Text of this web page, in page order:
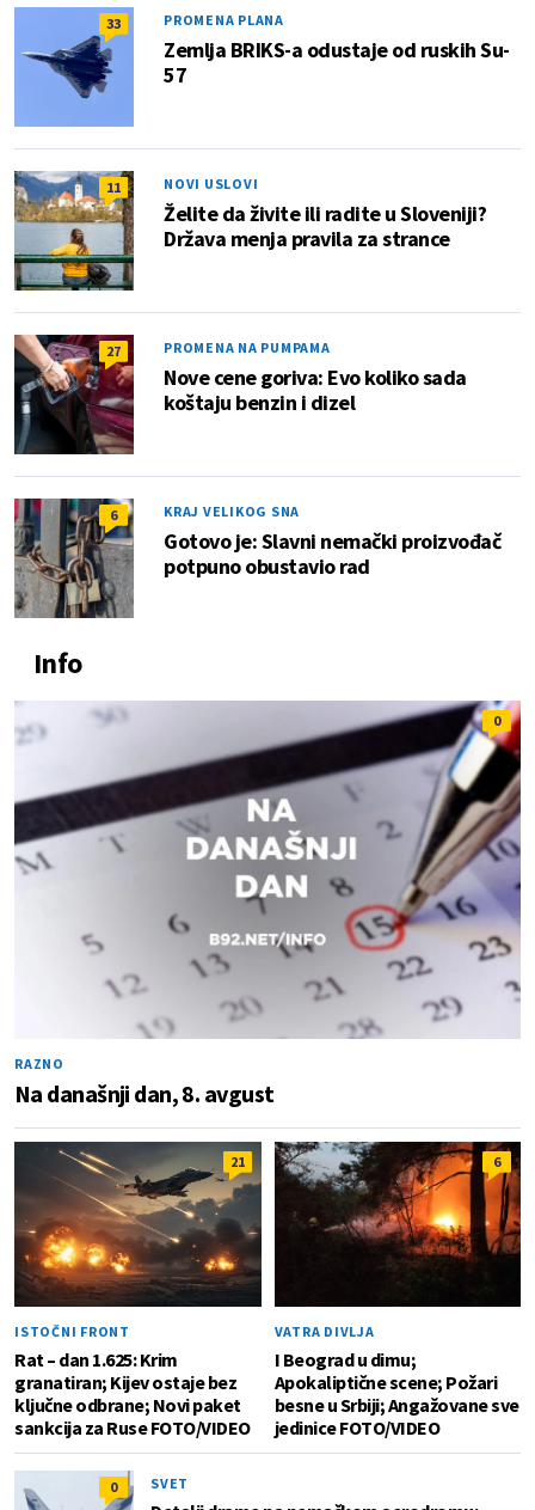
33 PROMENA PLANA
Zemlja BRIKS-a odustaje od ruskih Su-
57
11 NOVI USLOVI
Želite da živite ili radite u Sloveniji?
Država menja pravila za strance
27 PROMENA NA PUMPAMA
Nove cene goriva: Evo koliko sada
koštaju benzin i dizel
6 KRAJ VELIKOG SNA
Gotovo je: Slavni nemački proizvođač
potpuno obustavio rad
Info
0
RAZNO
Na današnji dan, 8. avgust
21
ISTOČNI FRONT
Rat – dan 1.625: Krim
granatiran; Kijev ostaje bez
ključne odbrane; Novi paket
sankcija za Ruse FOTO/VIDEO
6
VATRA DIVLJA
I Beograd u dimu;
Apokaliptične scene; Požari
besne u Srbiji; Angažovane sve
jedinice FOTO/VIDEO
0 SVET